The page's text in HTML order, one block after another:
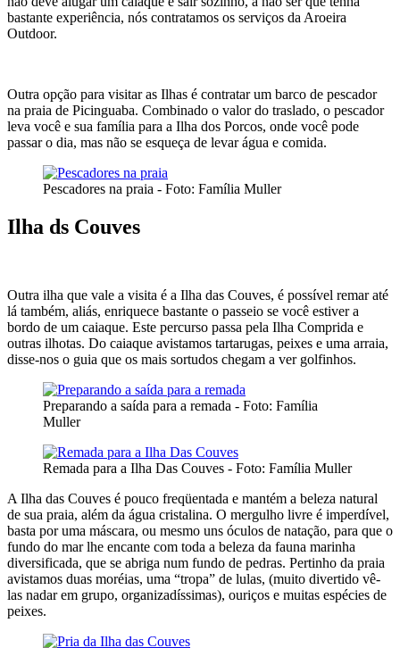
bastante experiência, nós contratamos os serviços da Aroeira
Outdoor.
Outra opção para visitar as Ilhas é contratar um barco de pescador
na praia de Picinguaba. Combinado o valor do traslado, o pescador
leva você e sua família para a Ilha dos Porcos, onde você pode
passar o dia, mas não se esqueça de levar água e comida.
Pescadores na praia - Foto: Família Muller
Ilha ds Couves
Outra ilha que vale a visita é a Ilha das Couves, é possível remar até
lá também, aliás, enriquece bastante o passeio se você estiver a
bordo de um caiaque. Este percurso passa pela Ilha Comprida e
outras ilhotas. Do caiaque avistamos tartarugas, peixes e uma arraia,
disse-nos o guia que os mais sortudos chegam a ver golfinhos.
Preparando a saída para a remada - Foto: Família
Muller
Remada para a Ilha Das Couves - Foto: Família Muller
A Ilha das Couves é pouco freqüentada e mantém a beleza natural
de sua praia, além da água cristalina. O mergulho livre é imperdível,
basta por uma máscara, ou mesmo uns óculos de natação, para que o
fundo do mar lhe encante com toda a beleza da fauna marinha
diversificada, que se abriga num fundo de pedras. Pertinho da praia
avistamos duas moréias, uma “tropa” de lulas, (muito divertido vê-
las nadar em grupo, organizadíssimas), ouriços e muitas espécies de
peixes.